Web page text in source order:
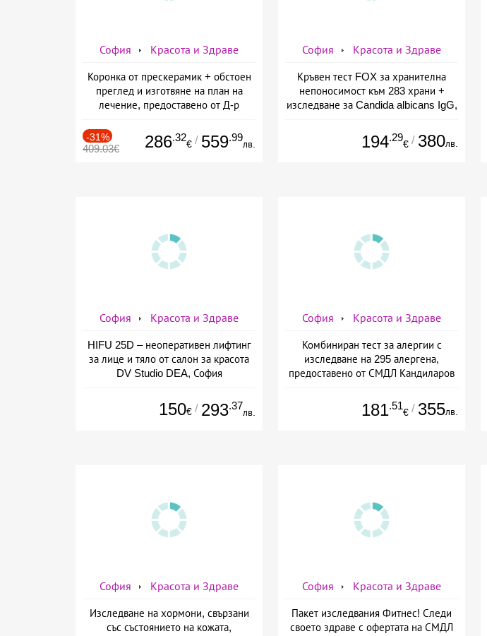
София Красота и Здраве
Коронка от прескерамик + обстоен
преглед и изготвяне на план на
лечение, предоставено от Д-р
-31%
409.03€ 286.32
€ / 559.99
лв.
София Красота и Здраве
Кръвен тест FOX за хранителна
непоносимост към 283 храни +
изследване за Candida albicans IgG,
194.29
€ / 380лв.
София Красота и Здраве
HIFU 25D – неоперативен лифтинг
за лице и тяло от салон за красота
DV Studio DEA, София
150€ / 293.37
лв.
София Красота и Здраве
Комбиниран тест за алергии с
изследване на 295 алергена,
предоставено от СМДЛ Кандиларов
181.51
€ / 355лв.
София Красота и Здраве
Изследване на хормони, свързани
със състоянието на кожата,
София Красота и Здраве
Пакет изследвания Фитнес! Следи
своето здраве с офертата на СМДЛ